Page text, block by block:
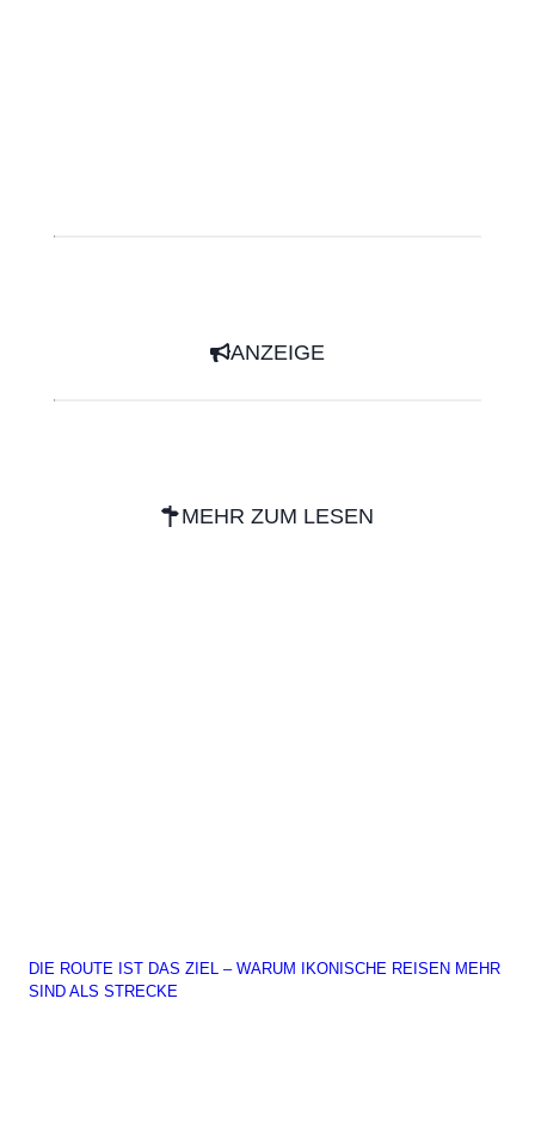
ANZEIGE
MEHR ZUM LESEN
DIE ROUTE IST DAS ZIEL – WARUM IKONISCHE REISEN MEHR
SIND ALS STRECKE